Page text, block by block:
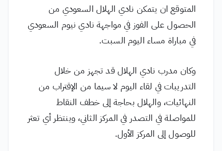
المتوقع ان يتمكن نادي الهلال السعودي من
الحصول على الفوز في مواجهة نادي نيوم السعودي
في مباراة مساء اليوم السبت.
وكان مدرب نادي الهلال قد تجهز من خلال
التدريبات في لقاء اليوم لا سيما من الإقتراب من
النهائيات، والهلال بحاجة إلى خطف النقاط
للمواصلة في التصدر في المركز الثاني، وينتظر أي تعثر
للوصول إلى المركز الأول.